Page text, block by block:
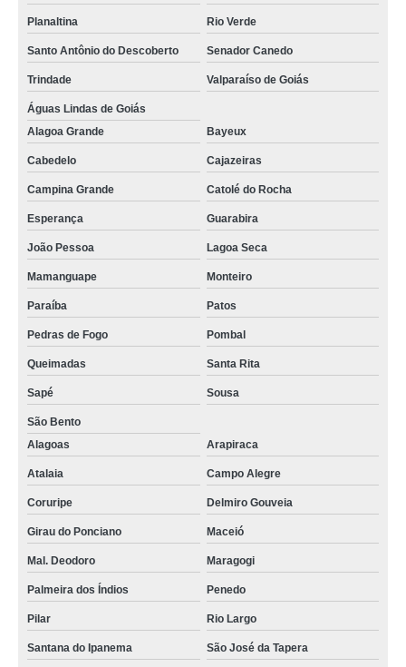
Planaltina Rio Verde
Santo Antônio do Descoberto Senador Canedo
Trindade Valparaíso de Goiás
Águas Lindas de Goiás
Alagoa Grande
Bayeux
Cabedelo Cajazeiras
Campina Grande Catolé do Rocha
Esperança Guarabira
João Pessoa Lagoa Seca
Mamanguape Monteiro
Paraíba Patos
Pedras de Fogo Pombal
Queimadas Santa Rita
Sapé Sousa
São Bento
Alagoas
Arapiraca
Atalaia Campo Alegre
Coruripe Delmiro Gouveia
Girau do Ponciano Maceió
Mal. Deodoro Maragogi
Palmeira dos Índios Penedo
Pilar Rio Largo
Santana do Ipanema São José da Tapera